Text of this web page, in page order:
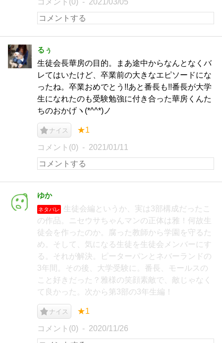
コメント(0) 2021/03/05
るぅ
生徒会長華房の目的。まあ途中からなんとなくバ
レてはいたけど、卒業前の大きなエピソードにな
ったね。卒業おめでとう!!あと番長も!!番長が大学
生になれたのも受験勉強に付き合った華房くんた
ちのおかげヽ(*^^*)ノ
ナイス ★1
コメント(0) 2021/01/11
ゆか
ネタバレ
生徒会編というか、実は3部構成だったこ
の作品。ニセウサちゃんマンの正体は雅！何故生
徒会を作ったのか。腐った教師から学園を守るた
め。そして、気になる生徒を生徒会メンバーにす
る。それが解決。ピーターパンとネバーランドの
3年間。その後、大学受験に。番長、モールスの
こと好きだった？雅様の笑顔素敵で、敵じゃなく
て良かった。次から第3部の3年生編！
ナイス ★1
コメント(0) 2020/11/26